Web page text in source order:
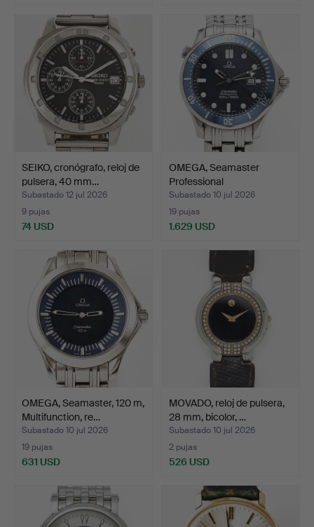
SEIKO, cronógrafo, reloj de
pulsera, 40 mm…
Subastado 12 jul 2026
9 pujas
74 USD
OMEGA, Seamaster
Professional
(300m/1000ft…
Subastado 10 jul 2026
19 pujas
1.629 USD
OMEGA, Seamaster, 120 m,
Multifunction, re…
Subastado 10 jul 2026
19 pujas
631 USD
MOVADO, reloj de pulsera,
28 mm, bicolor, …
Subastado 10 jul 2026
2 pujas
526 USD